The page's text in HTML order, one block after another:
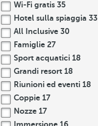
Wi-Fi gratis 35
Hotel sulla spiaggia 33
All Inclusive 30
Famiglie 27
Sport acquatici 18
Grandi resort 18
Riunioni ed eventi 18
Coppie 17
Nozze 17